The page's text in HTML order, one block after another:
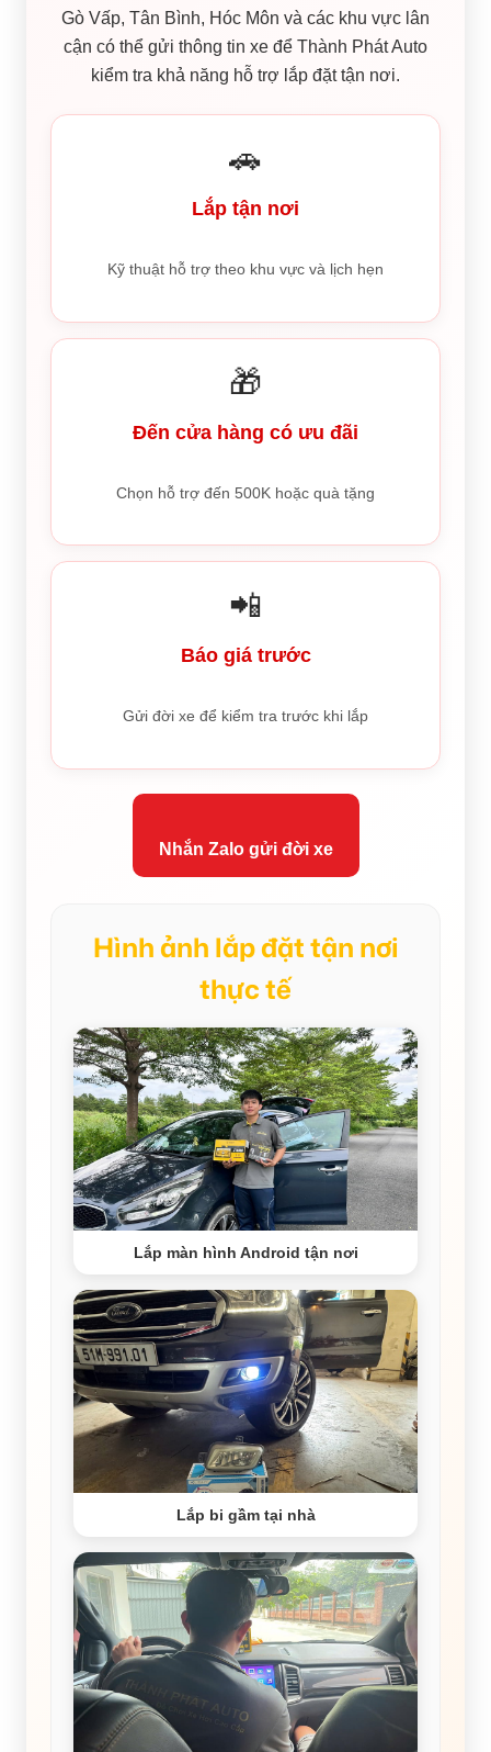
Gò Vấp, Tân Bình, Hóc Môn và các khu vực lân
cận có thể gửi thông tin xe để Thành Phát Auto
kiểm tra khả năng hỗ trợ lắp đặt tận nơi.
🚗
Lắp tận nơi
Kỹ thuật hỗ trợ theo khu vực và lịch hẹn
🎁
Đến cửa hàng có ưu đãi
Chọn hỗ trợ đến 500K hoặc quà tặng
📲
Báo giá trước
Gửi đời xe để kiểm tra trước khi lắp
Nhắn Zalo gửi đời xe
Hình ảnh lắp đặt tận nơi
thực tế
Lắp màn hình Android tận nơi
Lắp bi gầm tại nhà